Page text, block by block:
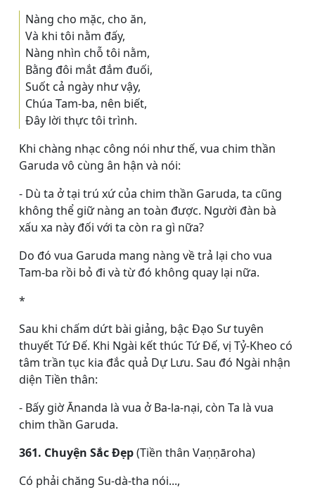
Nàng cho mặc, cho ăn,
Và khi tôi nằm đấy,
Nàng nhìn chỗ tôi nằm,
Bằng đôi mắt đắm đuối,
Suốt cả ngày như vậy,
Chúa Tam-ba, nên biết,
Ðây lời thực tôi trình.
Khi chàng nhạc công nói như thế, vua chim thần
Garuda vô cùng ân hận và nói:
- Dù ta ở tại trú xứ của chim thần Garuda, ta cũng
không thể giữ nàng an toàn được. Người đàn bà
xấu xa này đối với ta còn ra gì nữa?
Do đó vua Garuda mang nàng về trả lại cho vua
Tam-ba rồi bỏ đi và từ đó không quay lại nữa.
*
Sau khi chấm dứt bài giảng, bậc Ðạo Sư tuyên
thuyết Tứ Ðế. Khi Ngài kết thúc Tứ Ðế, vị Tỷ-Kheo có
tâm trần tục kia đắc quả Dự Lưu. Sau đó Ngài nhận
diện Tiền thân:
- Bấy giờ Ānanda là vua ở Ba-la-nại, còn Ta là vua
chim thần Garuda.
361. Chuyện Sắc Đẹp(Tiền thân Vaṇṇāroha)
Có phải chăng Su-dà-tha nói...,